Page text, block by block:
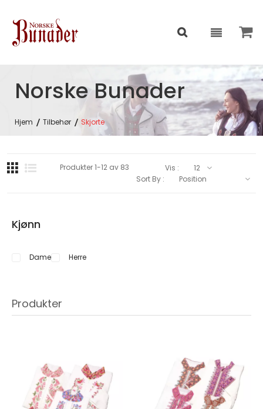
Norske Bunader
Hjem Tilbehør Skjorte
Kjønn
Dame Herre
Produkter
Produkter1-12av 83
Vis :
Sort By :